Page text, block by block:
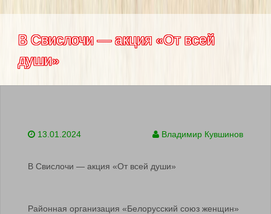
В Свислочи — акция «От всей
души»
13.01.2024 Владимир Кувшинов
В Свислочи — акция «От всей души»
Районная организация «Белорусский союз женщин»